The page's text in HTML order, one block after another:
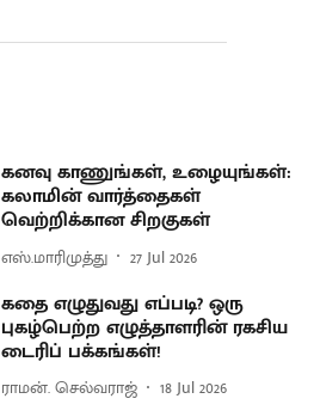
கனவு காணுங்கள், உழையுங்கள்:
கலாமின் வார்த்தைகள்
வெற்றிக்கான சிறகுகள்
எஸ்.மாரிமுத்து 27 Jul 2026
கதை எழுதுவது எப்படி? ஒரு
புகழ்பெற்ற எழுத்தாளரின் ரகசிய
டைரிப் பக்கங்கள்!
ராமன். செல்வராஜ் 18 Jul 2026